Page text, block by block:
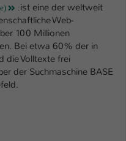
:ist eine der weltweit
Web-
100 Millionen
Bei etwa 60% der in
die Volltexte frei
der Suchmaschine BASE